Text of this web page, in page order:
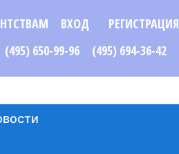
ВХОД
РЕГИСТРАЦИЯ
(495) 650-99-96
(495) 694-36-42